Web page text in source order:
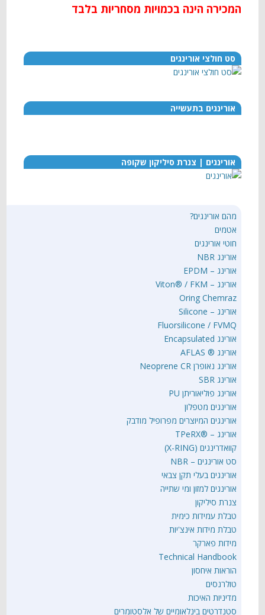
המכירה הינה בכמויות מסחריות בלבד
סט חולצי אורינגים
אורינגים בתעשייה
אורינגים | צנרת סיליקון שקופה
מהם אורינגים?
אטמים
חוטי אורינגים
אורינג NBR
אורינג – EPDM
אורינג – Viton® / FKM
Oring Chemraz
אורינג – Silicone
Fluorsilicone / FVMQ
אורינג Encapsulated
אורינג ® AFLAS
אורינג נאופרן Neoprene CR
אורינג SBR
אורינג פוליאוריתן PU
אורינגים מטפלון
אורינגים המיוצרים מפרופיל מודבק
אורינג – ®TPeRX
קוואדרינגים (X-RING)
סט אורינגים – NBR
אורינגים בעלי תקן צבאי
אורינגים למזון ומי שתייה
צנרת סיליקון
טבלת עמידות כימית
טבלת מידות אינצ'יות
מידות פארקר
Technical Handbook
הוראות איחסון
טולרנסים
מדיניות האיכות
סטנדרטים בינלאומיים של אלסטומרים